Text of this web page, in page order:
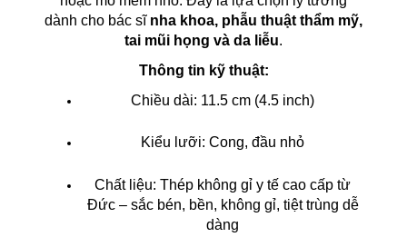
dành cho bác sĩ nha khoa, phẫu thuật thẩm mỹ,
tai mũi họng và da liễu.
Thông tin kỹ thuật:
Chiều dài: 11.5 cm (4.5 inch)
Kiểu lưỡi: Cong, đầu nhỏ
Chất liệu: Thép không gỉ y tế cao cấp từ
Đức – sắc bén, bền, không gỉ, tiệt trùng dễ
dàng